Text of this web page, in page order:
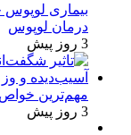
بیماری
درمان لوپوس
3 روز پیش
مهم‌ترین
3 روز پیش